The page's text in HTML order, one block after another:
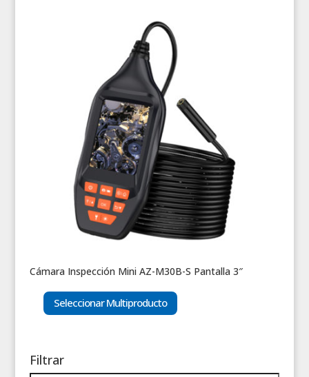
Cámara Inspección Mini AZ-M30B-S Pantalla 3″
Seleccionar Multiproducto
Filtrar